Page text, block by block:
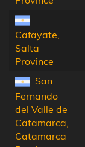
Cafayate,
Salta
Province
San
Fernando
del Valle de
Catamarca,
Catamarca